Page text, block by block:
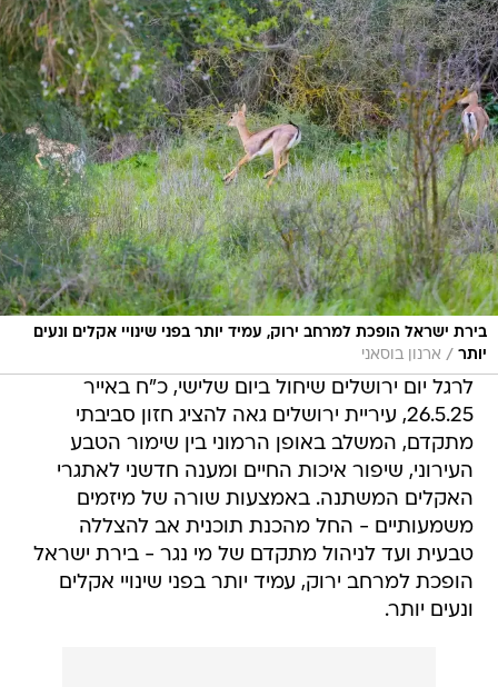
בירת ישראל הופכת למרחב ירוק, עמיד יותר בפני שינויי אקלים ונעים
יותר / ארנון בוסאני
לרגל יום ירושלים שיחול ביום שלישי, כ"ח באייר
26.5.25, עיריית ירושלים גאה להציג חזון סביבתי
מתקדם, המשלב באופן הרמוני בין שימור הטבע
העירוני, שיפור איכות החיים ומענה חדשני לאתגרי
האקלים המשתנה. באמצעות שורה של מיזמים
משמעותיים - החל מהכנת תוכנית אב להצללה
טבעית ועד לניהול מתקדם של מי נגר - בירת ישראל
הופכת למרחב ירוק, עמיד יותר בפני שינויי אקלים
ונעים יותר.